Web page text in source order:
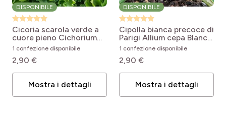
DISPONIBILE
Cicoria scarola verde a
cuore pieno Cichorium
endivia var. latifolium
Ronde Verte à Coeur
Plein
1 confezione disponibile
2,90 €
Mostra i dettagli
DISPONIBILE
Cipolla bianca precoce di
Parigi Allium cepa Blanc
hâtif de Paris
1 confezione disponibile
2,90 €
Mostra i dettagli